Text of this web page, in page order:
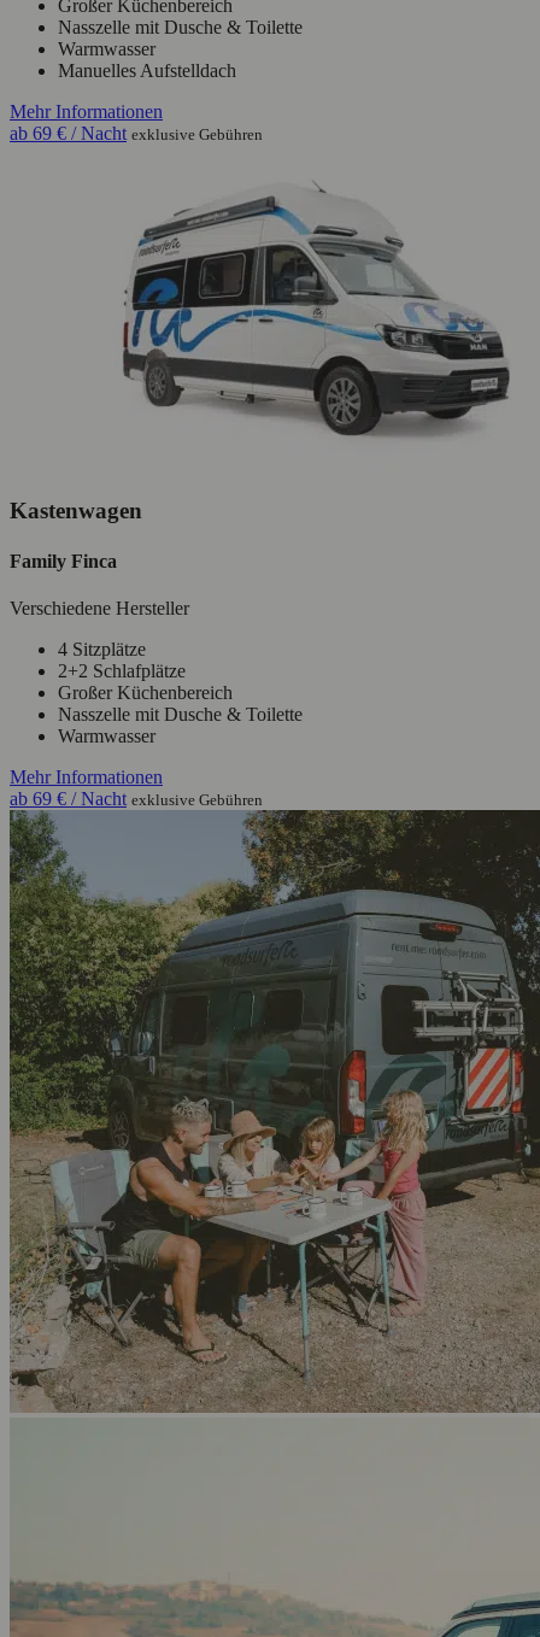
Großer Küchenbereich
Nasszelle mit Dusche & Toilette
Warmwasser
Manuelles Aufstelldach
Mehr Informationen
ab 69 € / Nacht exklusive Gebühren
Kastenwagen
Family Finca
Verschiedene Hersteller
4 Sitzplätze
2+2 Schlafplätze
Großer Küchenbereich
Nasszelle mit Dusche & Toilette
Warmwasser
Mehr Informationen
ab 69 € / Nacht exklusive Gebühren